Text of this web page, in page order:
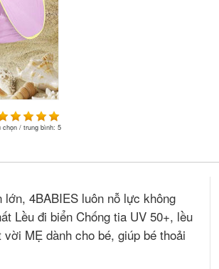
chọn / trung bình: 5
4BABIES luôn nỗ lực không
Lều đi biển Chống tia UV 50+, lều
MẸ dành cho bé, giúp bé thoải